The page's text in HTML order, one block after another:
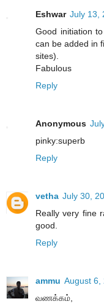
Eshwar July 13,
Good initiation
can be added in
sites).
Fabulous
Reply
Anonymous
pinky:superb
Reply
vetha July 30,
Really very fine
good.
Reply
ammu August 6,
வணக்கம்,